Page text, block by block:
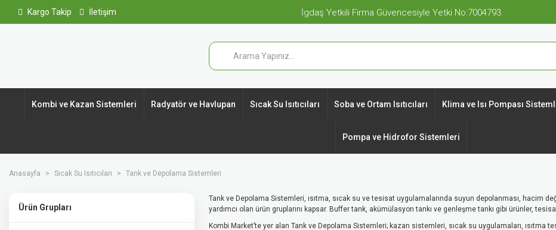
Kargo Takip İletişim İgdaş Yetkili Firma Güvencesiyle Yetki No:7004793
Kombi ve Kazan Sistemleri Radyatör ve Havlupan Sıcak Su Isıtıcıları Soba ve Ortam Isıtıcıları Klima ve Isı Pompası
Pompa ve Hidrofor Sistemleri
Anasayfa Sıcak Su Isıtıcıları Tank ve Depolama Sistemleri
Ürün Grupları
Tank ve Depolama Sistemleri, ısıtma, sıcak su ve tesisat uygulamalarında suyun depolanması, hacim
yardımcı olan ürün gruplarını kapsar. Buffer tank, akümülasyon tankı ve genleşme tankı gibi ürünler,
Kombi Market’te yer alan Tank ve Depolama Sistemleri; kazan sistemleri, sıcak su uygulamaları, ısıtma